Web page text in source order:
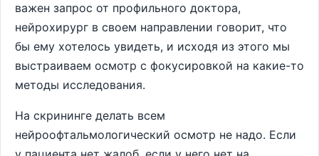
важен запрос от профильного доктора,
нейрохирург в своем направлении говорит, что
бы ему хотелось увидеть, и исходя из этого мы
выстраиваем осмотр с фокусировкой на какие-то
методы исследования.
На скрининге делать всем
нейроофтальмологический осмотр не надо. Если